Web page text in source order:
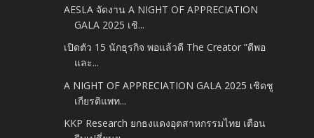
AESLA จัดงาน A NIGHT OF APPRECIATION
GALA 2025 เชิ...
เปิดตัว 15 นักธุรกิจ พอแล้วดี The Creator ”ดีพอ
และ...
A NIGHT OF APPRECIATION GALA 2025 เชิดชู
เกียรติแพท...
KKP Research ยกธงแดงอุตสาหกรรมไทย เตือน